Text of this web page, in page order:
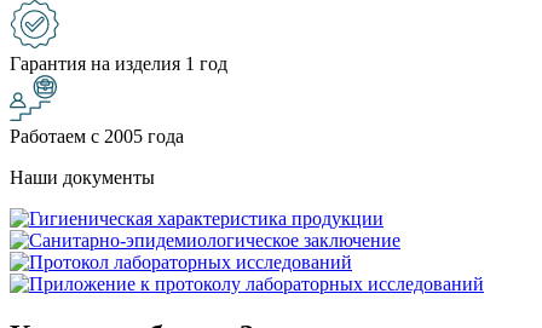
Гарантия на изделия 1 год
Работаем с 2005 года
Наши документы